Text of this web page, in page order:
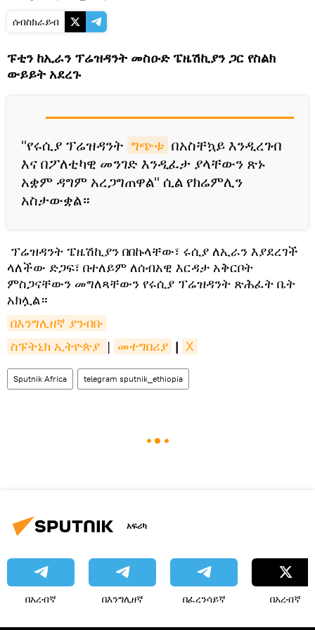
ሰብስክራይብ
ፑቲን ከኢራን ፕሬዝዳንት መስዑድ ፔዜሽኪያን ጋር የስልክ
ውይይት አደረጉ
​"የሩሲያ ፕሬዝዳንት ግጭቱ በአስቸኳይ እንዲረገብ
እና በፖለቲካዊ መንገድ እንዲፈታ ያላቸውን ጽኑ
አቋም ዳግም አረጋግጠዋል" ሲል የክሬምሊን
አስታውቋል።
​ ፕሬዝዳንት ፔዜሽኪያን በበኩላቸው፣ ሩሲያ ለኢራን እያደረገች
ላለችው ድጋፍ፣ በተለይም ለሰብአዊ እርዳታ አቅርቦት
ምስጋናቸውን መግለጻቸውን የሩሲያ ፕሬዝዳንት ጽሕፈት ቤት
አክሏል።
በእንግሊዘኛ ያንብቡ
ስፑትኒክ ኢትዮጵያ | መተግበሪያ | X
Sputnik Africa telegram sputnik_ethiopia
አፍሪካ
በአረብኛ በእንግሊዘኛ በፈረንሳይኛ በአረብኛ